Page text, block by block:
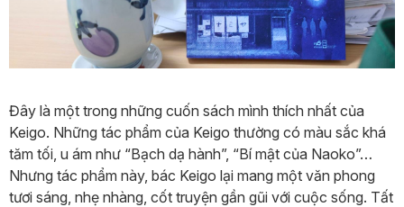
Đây là một trong những cuốn sách mình thích nhất của
Keigo. Những tác phẩm của Keigo thường có màu sắc khá
tăm tối, u ám như “Bạch dạ hành”, “Bí mật của Naoko”…
Nhưng tác phẩm này, bác Keigo lại mang một văn phong
tươi sáng, nhẹ nhàng, cốt truyện gần gũi với cuộc sống. Tất